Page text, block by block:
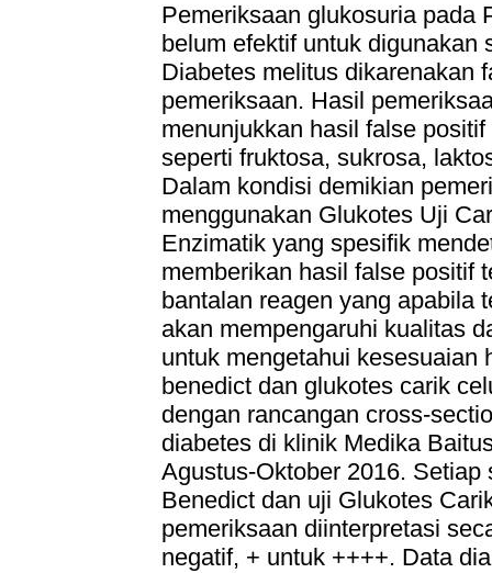
Pemeriksaan glukosuria pada
belum efektif untuk digunakan
Diabetes melitus dikarenakan
pemeriksaan. Hasil
menunjukkan hasil false
seperti fruktosa, sukrosa,
Dalam kondisi demikian
menggunakan Glukotes Uji
Enzimatik yang spesifik
memberikan hasil false positif
bantalan reagen yang apabila
akan mempengaruhi kualitas
untuk mengetahui kesesuaian
benedict dan glukotes carik
dengan rancangan cross-
diabetes di klinik Medika
Agustus-Oktober 2016.
Benedict dan uji Glukotes
pemeriksaan diinterpretasi
negatif, + untuk ++++. Data